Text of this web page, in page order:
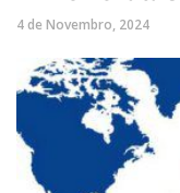
4 de Novembro, 2024